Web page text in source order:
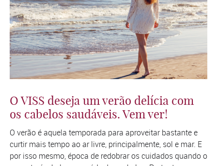
O VISS deseja um verão delícia com
os cabelos saudáveis. Vem ver!
O verão é aquela temporada para aproveitar bastante e
curtir mais tempo ao ar livre, principalmente, sol e mar. E
por isso mesmo, época de redobrar os cuidados quando o